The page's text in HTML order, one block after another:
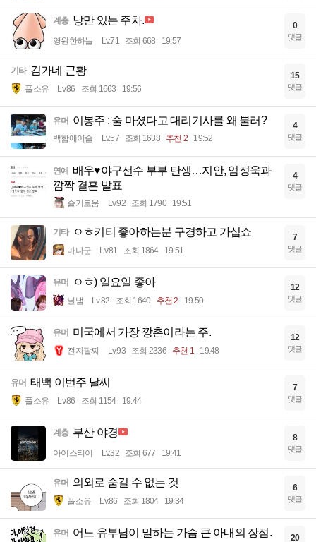
계층 낭만 있는 주차.
영원한하늘 Lv.71 조회 668 19:57
0
댓글
기타 김가네 근황
풀소유 Lv.86 조회 1663 19:56
15
댓글
유머 이봉주 : 술 마셨다고 대리기사를 왜 불러?
백합에이슬 Lv.57 조회 1638 추천 2 19:52
4
댓글
연예 배우♥야구선수 부부 탄생…지안, 엄정욱과
깜짝 결혼 발표
슬기로움 Lv.92 조회 1790 19:51
4
댓글
기타 ㅇㅎ키티 좋아하는분 구경하고 가십쇼
마나군 Lv.81 조회 1864 19:51
7
댓글
유머 ㅇㅎ) 일요일 좋아
닐냄 Lv.82 조회 1640 추천 2 19:50
12
댓글
유머 미국에서 가장 깡촌이라는 주.
전자팔찌 Lv.93 조회 2336 추천 1 19:48
12
댓글
유머 태백 이번주 날씨
풀소유 Lv.86 조회 1154 19:44
7
댓글
계층 부산 야경
아이스티이 Lv.32 조회 677 19:41
8
댓글
유머 의외로 숨길 수 없는 것
풀소유 Lv.86 조회 1804 19:34
6
댓글
유머 어느 유부남이 말하는 가슴 큰 아내의 장점. 20